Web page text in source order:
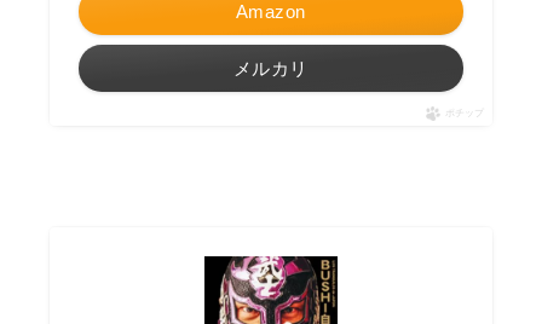
Amazon
メルカリ
ポチップ